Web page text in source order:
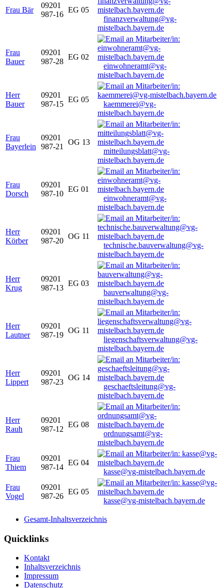
Frau Bär
09201
987-16
EG 05
finanzverwaltung@vg-
mistelbach.bayern.de
Frau
Bauer
09201
987-28
EG 02
einwohneramt@vg-
mistelbach.bayern.de
Herr
Bauer
09201
987-15
EG 05
kaemmerei@vg-
mistelbach.bayern.de
Frau
Bayerlein
09201
987-21
OG 13
mitteilungsblatt@vg-
mistelbach.bayern.de
Frau
Dorsch
09201
987-10
EG 01
einwohneramt@vg-
mistelbach.bayern.de
Herr
Körber
09201
987-20
OG 11
technische.bauverwaltung@vg-
mistelbach.bayern.de
Herr
Krug
09201
987-13
EG 03
bauverwaltung@vg-
mistelbach.bayern.de
Herr
Lautner
09201
987-19
OG 11
liegenschaftsverwaltung@vg-
mistelbach.bayern.de
Herr
Lippert
09201
987-23
OG 14
geschaeftsleitung@vg-
mistelbach.bayern.de
Herr
Rauh
09201
987-12
EG 08
ordnungsamt@vg-
mistelbach.bayern.de
Frau
Thiem
09201
987-14
EG 04
kasse@vg-mistelbach.bayern.de
Frau
Vogel
09201
987-26
EG 05
kasse@vg-mistelbach.bayern.de
Gesamt-Inhaltsverzeichnis
Quicklinks
Kontakt
Inhaltsverzeichnis
Impressum
Datenschutz